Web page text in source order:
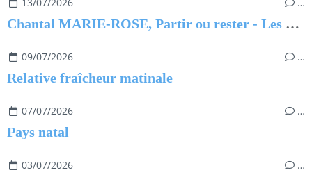
13/07/2026 …
Chantal MARIE-ROSE, Partir ou rester - Les clés pour évoluer professionnellement sans regret
09/07/2026 …
Relative fraîcheur matinale
07/07/2026 …
Pays natal
03/07/2026 …